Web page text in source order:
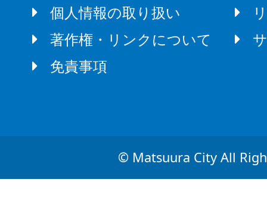
個人情報の取り扱い
著作権・リンクについて
免責事項
© Matsuura City All